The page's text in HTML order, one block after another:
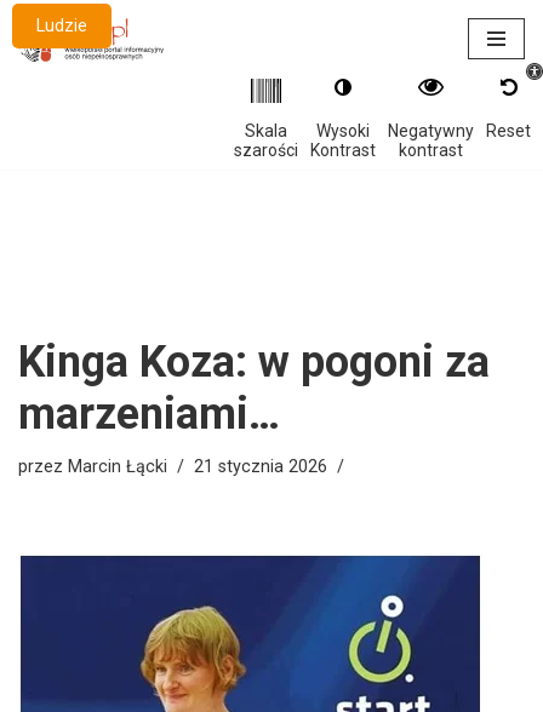
Skala
szarości
Wysoki
Kontrast
Negatywny
kontrast
Reset
Przejdź
Kinga Koza: w pogoni za
marzeniami…
przez Marcin Łącki 21 stycznia 2026
Ludzie